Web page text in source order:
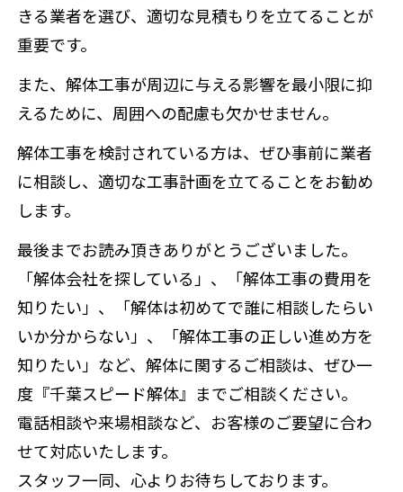
きる業者を選び、適切な見積もりを立てることが
重要です。
また、解体工事が周辺に与える影響を最小限に抑
えるために、周囲への配慮も欠かせません。
解体工事を検討されている方は、ぜひ事前に業者
に相談し、適切な工事計画を立てることをお勧め
します。
最後までお読み頂きありがとうございました。
「解体会社を探している」、「解体工事の費用を
知りたい」、「解体は初めてで誰に相談したらい
いか分からない」、「解体工事の正しい進め方を
知りたい」など、解体に関するご相談は、ぜひ一
度『千葉スピード解体』までご相談ください。
電話相談や来場相談など、お客様のご要望に合わ
せて対応いたします。
スタッフ一同、心よりお待ちしております。